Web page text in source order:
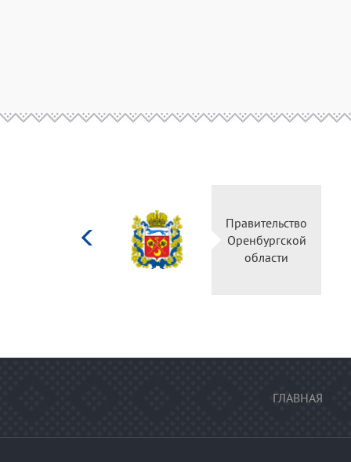
культуры
Российской
Правительство
Оренбургской
области
ГЛАВНАЯ